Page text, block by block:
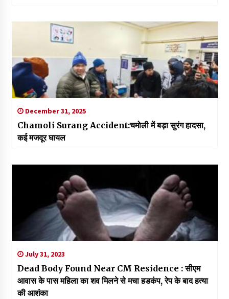
December 31, 2025
Chamoli Surang Accident:चमोली में बड़ा सुरंग हादसा,
कई मजदूर घायल
July 31, 2023
Dead Body Found Near CM Residence : सीएम
आवास के पास महिला का शव मिलने से मचा हडकंप, रेप के बाद हत्या
की आशंका